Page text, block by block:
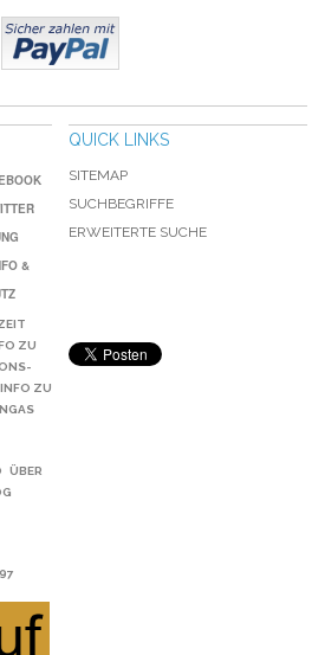
&
ZU
INFO ZU
ÜBER
QUICK LINKS
SITEMAP
SUCHBEGRIFFE
ERWEITERTE SUCHE